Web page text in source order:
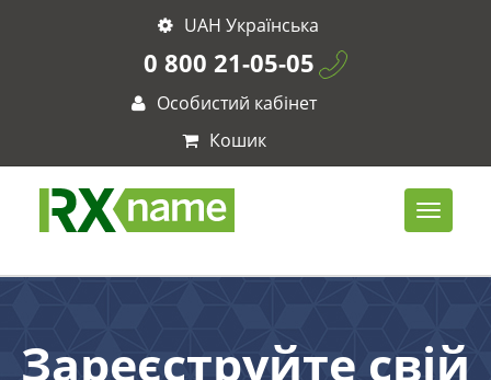
UAH Українська
0 800 21-05-05
Особистий кабінет
Кошик
Зареєструйте свій